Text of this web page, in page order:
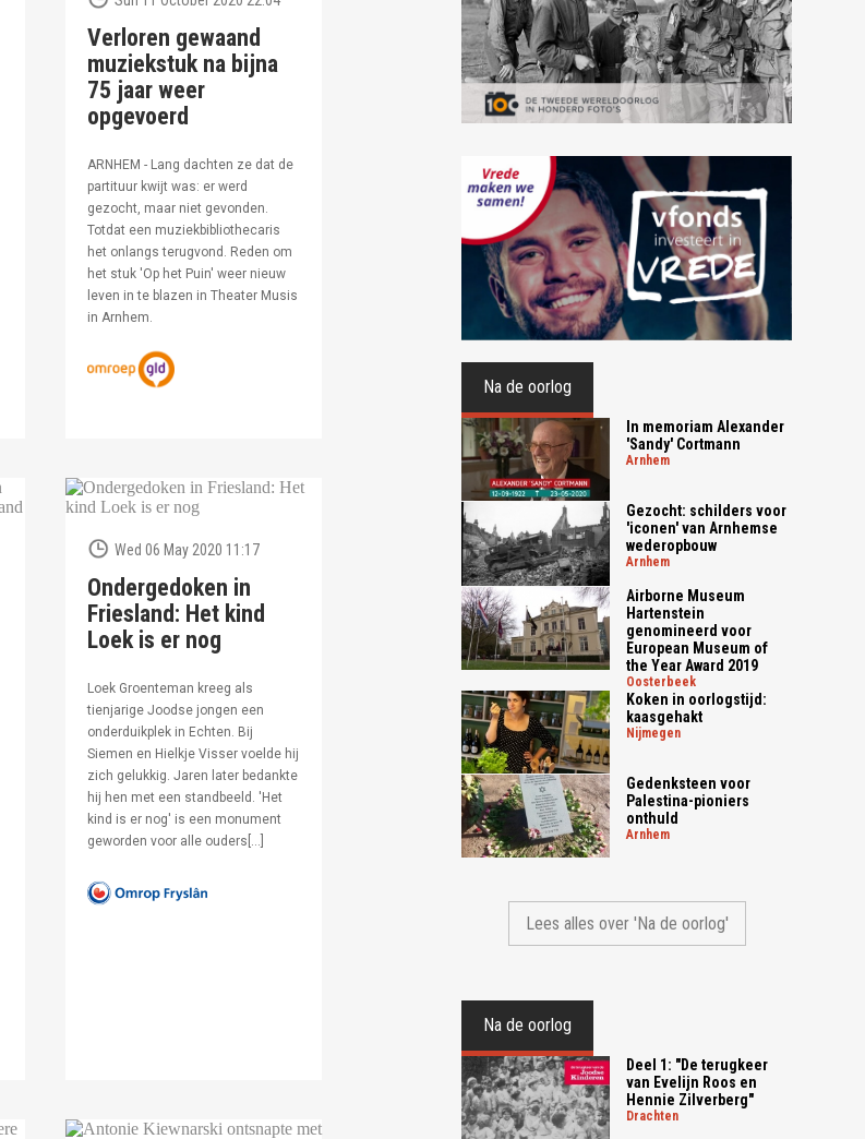
Verloren gewaand
muziekstuk na bijna
75 jaar weer
opgevoerd
ARNHEM - Lang dachten ze dat de
partituur kwijt was: er werd
gezocht, maar niet gevonden.
Totdat een muziekbibliothecaris
het onlangs terugvond. Reden om
het stuk 'Op het Puin' weer nieuw
leven in te blazen in Theater Musis
in Arnhem.
Wed 06 May 2020 11:17
Ondergedoken in
Friesland: Het kind
Loek is er nog
Loek Groenteman kreeg als
tienjarige Joodse jongen een
onderduikplek in Echten. Bij
Siemen en Hielkje Visser voelde hij
zich gelukkig. Jaren later bedankte
hij hen met een standbeeld. 'Het
kind is er nog' is een monument
geworden voor alle ouders[…]
Na de oorlog
In memoriam Alexander
'Sandy' Cortmann
arnhem
Gezocht: schilders voor
'iconen' van Arnhemse
wederopbouw
arnhem
Airborne Museum
Hartenstein
genomineerd voor
European Museum of
the Year Award 2019
oosterbeek
Koken in oorlogstijd:
kaasgehakt
nijmegen
Gedenksteen voor
Palestina-pioniers
onthuld
arnhem
Lees alles over 'Na de oorlog'
Na de oorlog
Deel 1: "De terugkeer
van Evelijn Roos en
Hennie Zilverberg"
drachten